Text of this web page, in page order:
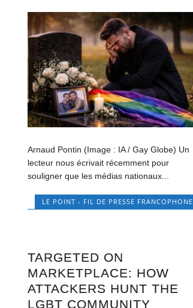
Arnaud Pontin (Image : IA / Gay Globe) Un
lecteur nous écrivait récemment pour
souligner que les médias nationaux...
LE POINT - FIL DE PRESSE FRANCOPHONE
TARGETED ON
MARKETPLACE: HOW
ATTACKERS HUNT THE
LGBT COMMUNITY